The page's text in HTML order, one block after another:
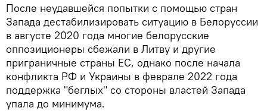
После неудавшейся попытки с помощью стран
Запада дестабилизировать ситуацию в Белоруссии
в августе 2020 года многие белорусские
оппозиционеры сбежали в Литву и другие
приграничные страны ЕС, однако после начала
конфликта РФ и Украины в феврале 2022 года
поддержка "беглых" со стороны властей Запада
упала до минимума.